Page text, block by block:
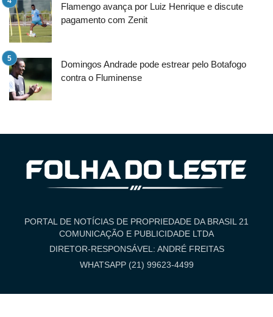
Flamengo avança por Luiz Henrique e discute
pagamento com Zenit
Domingos Andrade pode estrear pelo Botafogo
contra o Fluminense
PORTAL DE NOTÍCIAS DE PROPRIEDADE DA BRASIL 21
COMUNICAÇÃO E PUBLICIDADE LTDA
DIRETOR-RESPONSÁVEL: ANDRÉ FREITAS
WHATSAPP (21) 99623-4499